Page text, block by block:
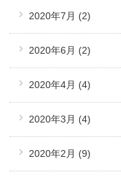
2020年7月 (2)
2020年6月 (2)
2020年4月 (4)
2020年3月 (4)
2020年2月 (9)